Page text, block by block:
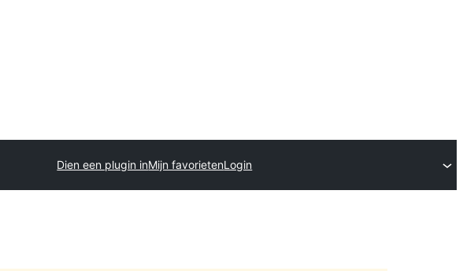
Dien een plugin inMijn favorietenLogin